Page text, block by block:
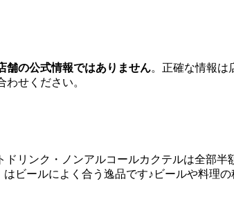
舗の公式情報ではありません。正確な情報は
わせください。
ドリンク・ノンアルコールカクテルは全部
ビールによく合う逸品です♪ビールや料理